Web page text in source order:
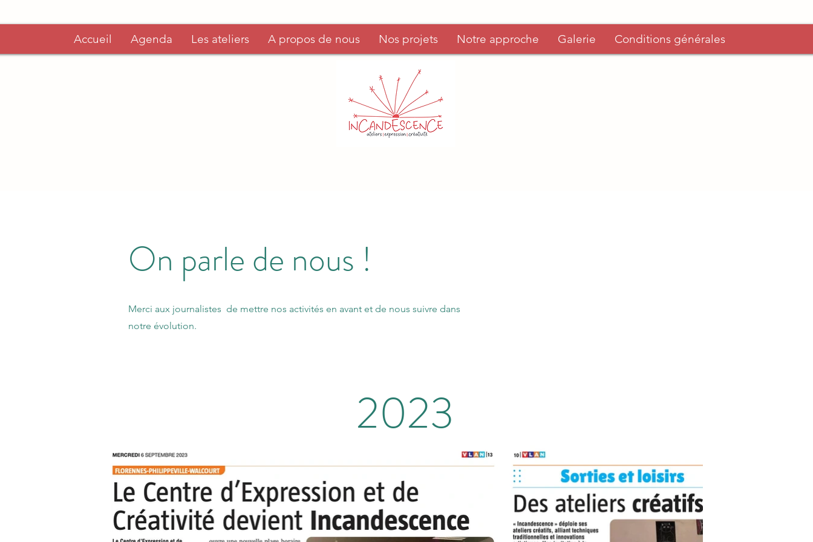
Accueil Agenda Les ateliers A propos de nous Nos projets Notre approche Galerie Conditions générales
On parle de nous !
Merci aux journalistes de mettre nos activités en avant et de nous suivre dans
notre évolution.
2023